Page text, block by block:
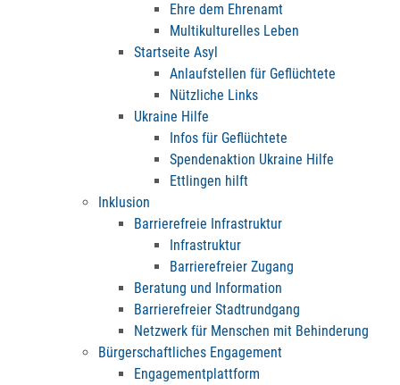
Ehre dem Ehrenamt
Multikulturelles Leben
Startseite Asyl
Anlaufstellen für Geflüchtete
Nützliche Links
Ukraine Hilfe
Infos für Geflüchtete
Spendenaktion Ukraine Hilfe
Ettlingen hilft
Inklusion
Barrierefreie Infrastruktur
Infrastruktur
Barrierefreier Zugang
Beratung und Information
Barrierefreier Stadtrundgang
Netzwerk für Menschen mit Behinderung
Bürgerschaftliches Engagement
Engagementplattform